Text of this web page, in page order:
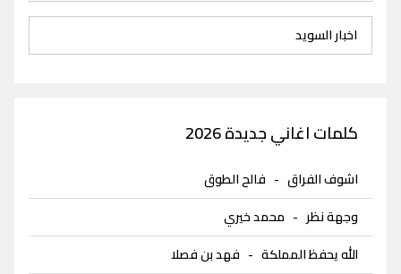
اخبار السويد
كلمات اغاني جديدة 2026
اشوف الفراق - فالح الطوق
وجهة نظر - محمد خيري
الله يحفظ المملكة - فهد بن فصلا